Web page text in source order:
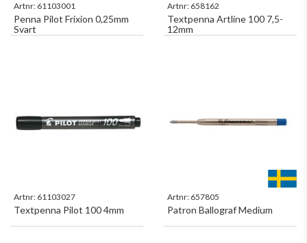
Artnr: 61103001
Penna Pilot Frixion 0,25mm
Svart
Artnr: 658162
Textpenna Artline 100 7,5-
12mm
Artnr: 61103027
Textpenna Pilot 100 4mm
Artnr: 657805
Patron Ballograf Medium